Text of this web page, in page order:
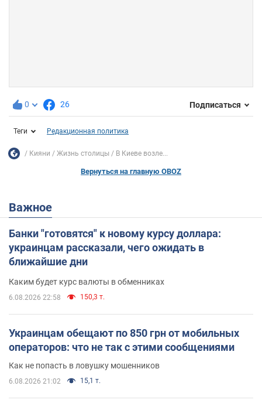
0 26 Подписаться
Теги Редакционная политика
Кияни Жизнь столицы В Киеве возле...
Вернуться на главную OBOZ
Важное
Банки "готовятся" к новому курсу доллара:
украинцам рассказали, чего ожидать в
ближайшие дни
Каким будет курс валюты в обменниках
6.08.2026 22:58 150,3 т.
Украинцам обещают по 850 грн от мобильных
операторов: что не так с этими сообщениями
Как не попасть в ловушку мошенников
6.08.2026 21:02 15,1 т.